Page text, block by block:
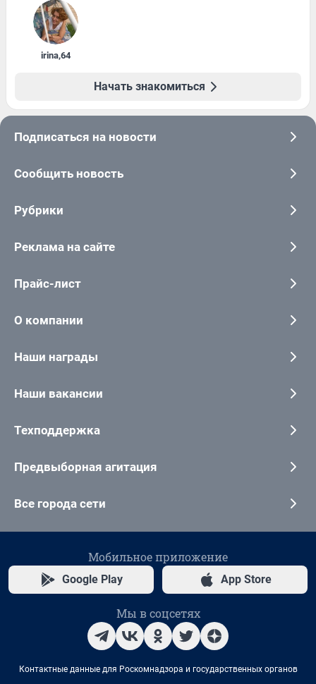
irina,64
Начать знакомиться
Подписаться на новости
Сообщить новость
Рубрики
Реклама на сайте
Прайс-лист
О компании
Наши награды
Наши вакансии
Техподдержка
Предвыборная агитация
Все города сети
Мобильное приложение
Google Play App Store
Мы в соцсетях
Контактные данные для Роскомнадзора и государственных органов